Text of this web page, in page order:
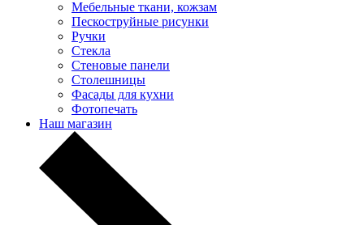
Мебельные ткани, кожзам
Пескоструйные рисунки
Ручки
Стекла
Стеновые панели
Столешницы
Фасады для кухни
Фотопечать
Наш магазин